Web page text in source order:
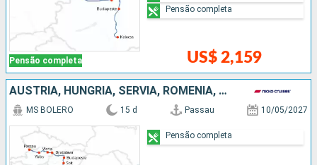
Pensão completa US$ 2,159
Pensão completa
AUSTRIA, HUNGRIA, SÉRVIA, ROMÊNIA, FRANCIA, ESLOVÁQUIA, ALEMANHA
MS BOLERO 15 d Passau 10/05/2027
Pensão completa